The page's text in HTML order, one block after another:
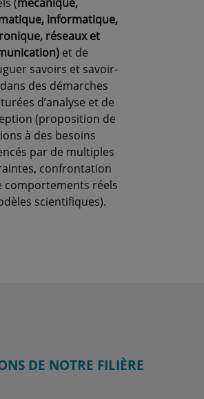
informatique,
réseaux et
et de
savoirs et savoir-
des démarches
d’analyse et de
(proposition de
à des besoins
par de multiples
confrontation
comportements réels
scientifiques).
DE NOTRE FILIÈRE